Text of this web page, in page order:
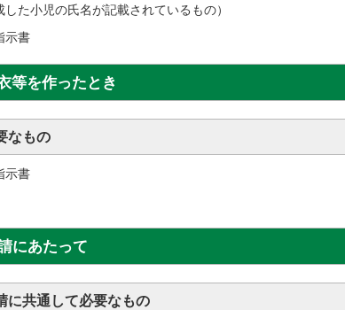
した小児の氏名が記載されているもの）
示書
等を作ったとき
なもの
示書
にあたって
に共通して必要なもの